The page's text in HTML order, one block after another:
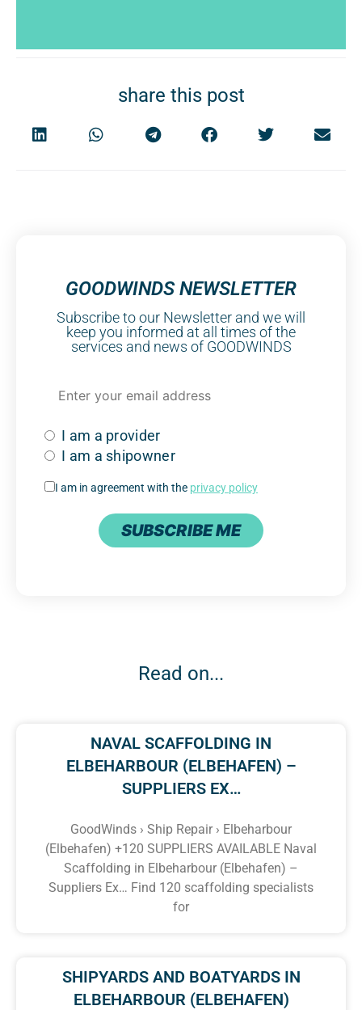
share this post
GOODWINDS NEWSLETTER
Subscribe to our Newsletter and we will
keep you informed at all times of the
services and news of GOODWINDS
I am a provider
I am a shipowner
I am in agreement with the privacy policy
SUBSCRIBE ME
Read on...
NAVAL SCAFFOLDING IN
ELBEHARBOUR (ELBEHAFEN) –
SUPPLIERS EX…
GoodWinds › Ship Repair › Elbeharbour
(Elbehafen) +120 SUPPLIERS AVAILABLE Naval
Scaffolding in Elbeharbour (Elbehafen) –
Suppliers Ex… Find 120 scaffolding specialists
for
SHIPYARDS AND BOATYARDS IN
ELBEHARBOUR (ELBEHAFEN)